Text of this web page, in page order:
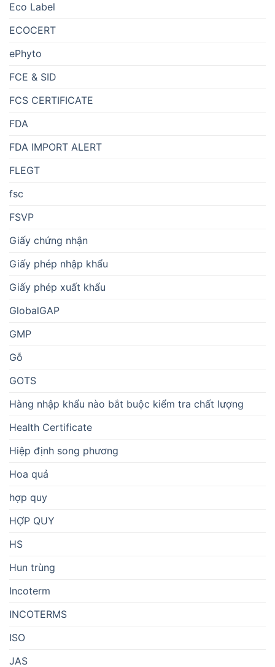
Eco Label
ECOCERT
ePhyto
FCE & SID
FCS CERTIFICATE
FDA
FDA IMPORT ALERT
FLEGT
fsc
FSVP
Giấy chứng nhận
Giấy phép nhập khẩu
Giấy phép xuất khẩu
GlobalGAP
GMP
Gỗ
GOTS
Hàng nhập khẩu nào bắt buộc kiểm tra chất lượng
Health Certificate
Hiệp định song phương
Hoa quả
hợp quy
HỢP QUY
HS
Hun trùng
Incoterm
INCOTERMS
ISO
JAS